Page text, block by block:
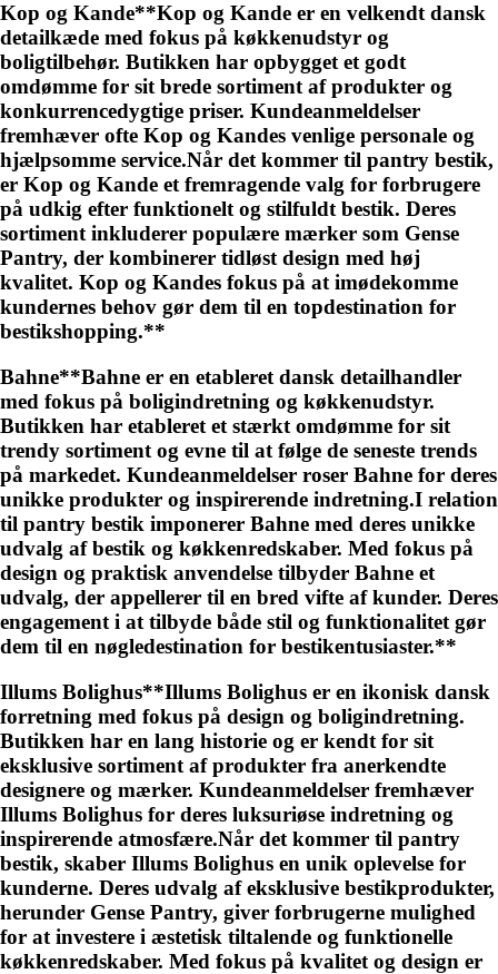
Kop og Kande**Kop og Kande er en velkendt dansk
detailkæde med fokus på køkkenudstyr og
boligtilbehør. Butikken har opbygget et godt
omdømme for sit brede sortiment af produkter og
konkurrencedygtige priser. Kundeanmeldelser
fremhæver ofte Kop og Kandes venlige personale og
hjælpsomme service.Når det kommer til pantry bestik,
er Kop og Kande et fremragende valg for forbrugere
på udkig efter funktionelt og stilfuldt bestik. Deres
sortiment inkluderer populære mærker som Gense
Pantry, der kombinerer tidløst design med høj
kvalitet. Kop og Kandes fokus på at imødekomme
kundernes behov gør dem til en topdestination for
bestikshopping.**
Bahne**Bahne er en etableret dansk detailhandler
med fokus på boligindretning og køkkenudstyr.
Butikken har etableret et stærkt omdømme for sit
trendy sortiment og evne til at følge de seneste trends
på markedet. Kundeanmeldelser roser Bahne for deres
unikke produkter og inspirerende indretning.I relation
til pantry bestik imponerer Bahne med deres unikke
udvalg af bestik og køkkenredskaber. Med fokus på
design og praktisk anvendelse tilbyder Bahne et
udvalg, der appellerer til en bred vifte af kunder. Deres
engagement i at tilbyde både stil og funktionalitet gør
dem til en nøgledestination for bestikentusiaster.**
Illums Bolighus**Illums Bolighus er en ikonisk dansk
forretning med fokus på design og boligindretning.
Butikken har en lang historie og er kendt for sit
eksklusive sortiment af produkter fra anerkendte
designere og mærker. Kundeanmeldelser fremhæver
Illums Bolighus for deres luksuriøse indretning og
inspirerende atmosfære.Når det kommer til pantry
bestik, skaber Illums Bolighus en unik oplevelse for
kunderne. Deres udvalg af eksklusive bestikprodukter,
herunder Gense Pantry, giver forbrugerne mulighed
for at investere i æstetisk tiltalende og funktionelle
køkkenredskaber. Med fokus på kvalitet og design er